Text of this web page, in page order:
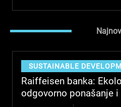
SUSTAINABLE
Raiffeisen banka:
odgovorno ponašanje